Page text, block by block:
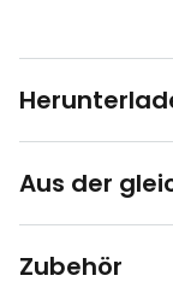
Aus der
Zubehör